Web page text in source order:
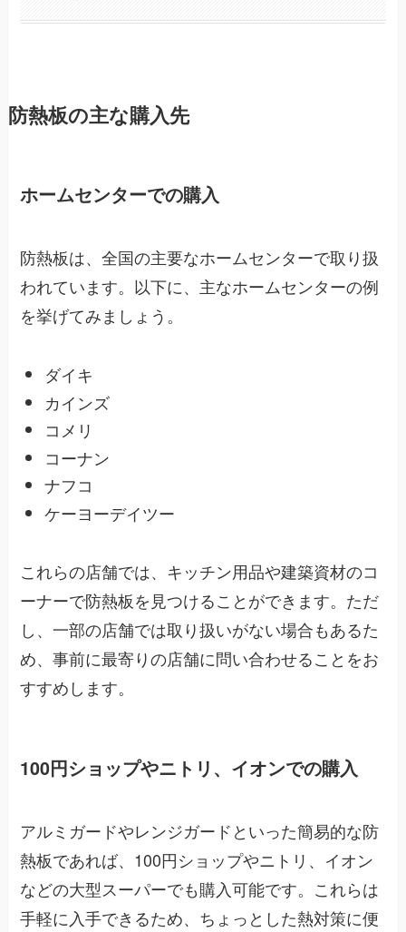
防熱板の主な購入先
ホームセンターでの購入
防熱板は、全国の主要なホームセンターで取り扱
われています。以下に、主なホームセンターの例
を挙げてみましょう。
ダイキ
カインズ
コメリ
コーナン
ナフコ
ケーヨーデイツー
これらの店舗では、キッチン用品や建築資材のコ
ーナーで防熱板を見つけることができます。ただ
し、一部の店舗では取り扱いがない場合もあるた
め、事前に最寄りの店舗に問い合わせることをお
すすめします。
100円ショップやニトリ、イオンでの購入
アルミガードやレンジガードといった簡易的な防
熱板であれば、100円ショップやニトリ、イオン
などの大型スーパーでも購入可能です。これらは
手軽に入手できるため、ちょっとした熱対策に便